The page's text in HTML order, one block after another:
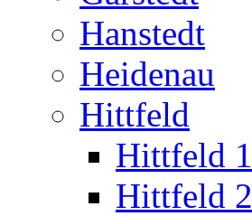
Hanstedt
Heidenau
Hittfeld
Hittfeld 1
Hittfeld 2